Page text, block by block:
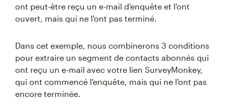
ont peut-être reçu un e-mail d'enquête et l'ont
ouvert, mais qui ne l'ont pas terminé.
Dans cet exemple, nous combinerons 3 conditions
pour extraire un segment de contacts abonnés qui
ont reçu un e-mail avec votre lien SurveyMonkey,
qui ont commencé l'enquête, mais qui ne l'ont pas
encore terminée.